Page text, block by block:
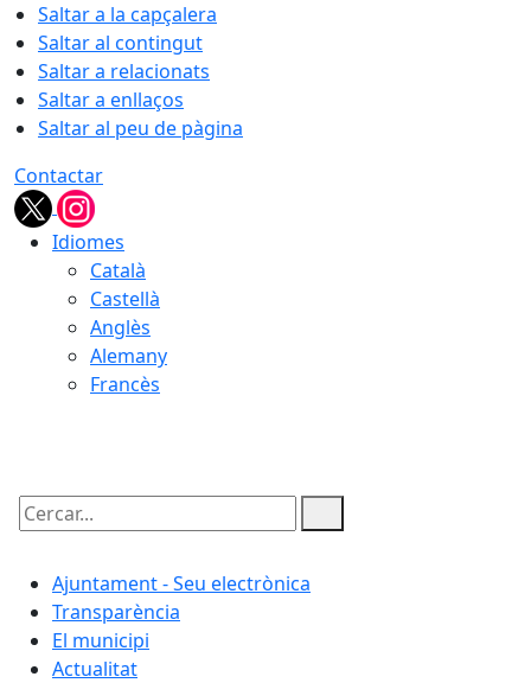
Saltar a la capçalera
Saltar al contingut
Saltar a relacionats
Saltar a enllaços
Saltar al peu de pàgina
Contactar
Idiomes
Català
Castellà
Anglès
Alemany
Francès
Cercar:
Ajuntament - Seu electrònica
Transparència
El municipi
Actualitat